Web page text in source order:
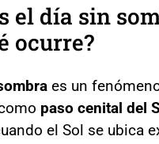
el día sin
ocurre?
es un
paso cenital del
el Sol se ubica